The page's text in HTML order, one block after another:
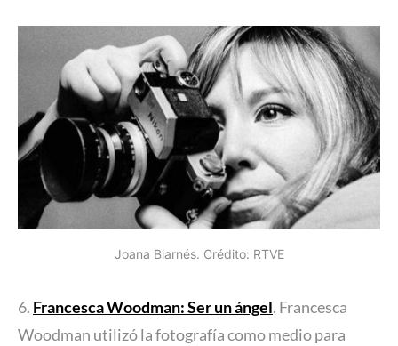
Joana Biarnés. Crédito: RTVE
6. Francesca Woodman: Ser un ángel. Francesca
Woodman utilizó la fotografía como medio para